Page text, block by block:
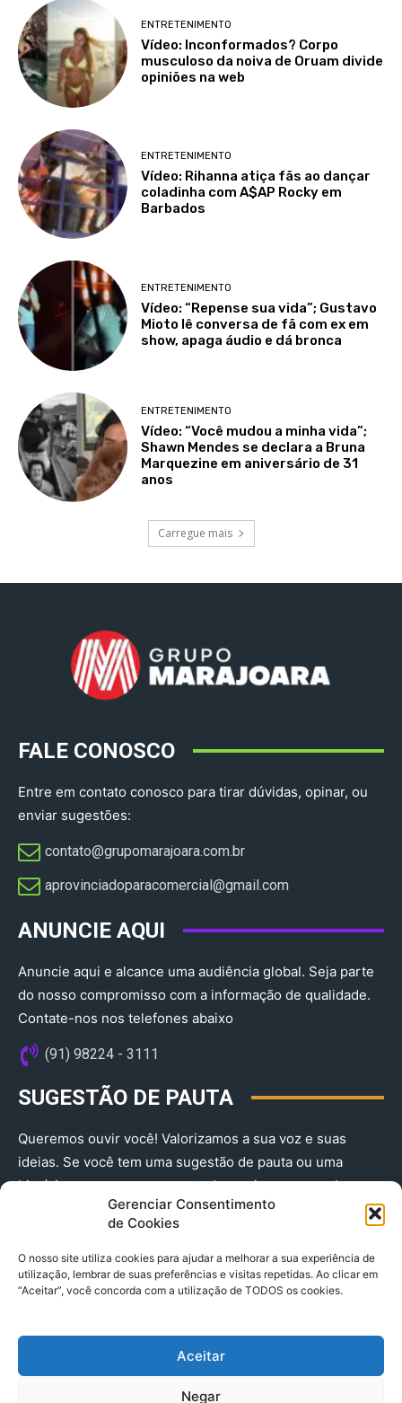
Gerenciar Consentimento
de Cookies
O nosso site utiliza cookies para ajudar a melhorar a sua experiência de
utilização, lembrar de suas preferências e visitas repetidas. Ao clicar em
“Aceitar”, você concorda com a utilização de TODOS os cookies.
Aceitar
Negar
ENTRETENIMENTO
Vídeo: Inconformados? Corpo
musculoso da noiva de Oruam divide
opiniões na web
ENTRETENIMENTO
Vídeo: Rihanna atiça fãs ao dançar
coladinha com A$AP Rocky em
Barbados
ENTRETENIMENTO
Vídeo: “Repense sua vida”; Gustavo
Mioto lê conversa de fã com ex em
show, apaga áudio e dá bronca
ENTRETENIMENTO
Vídeo: “Você mudou a minha vida”;
Shawn Mendes se declara a Bruna
Marquezine em aniversário de 31
anos
Carregue mais
FALE CONOSCO
Entre em contato conosco para tirar dúvidas, opinar, ou
enviar sugestões:
contato@grupomarajoara.com.br
aprovinciadoparacomercial@gmail.com​
ANUNCIE AQUI
Anuncie aqui e alcance uma audiência global. Seja parte
do nosso compromisso com a informação de qualidade.
Contate-nos nos telefones abaixo
(91) 98224 - 3111
SUGESTÃO DE PAUTA
Queremos ouvir você! Valorizamos a sua voz e suas
ideias. Se você tem uma sugestão de pauta ou uma
história que merece ser contada, envie-nos agora!
(91) 98224 - 3111
© 2025 A Província do Pará CNPJ: 04.901.141/0001-36 End .
Trav. Quintino Bocaiuva 2301, Ed. Rogério Fernandez – Sala